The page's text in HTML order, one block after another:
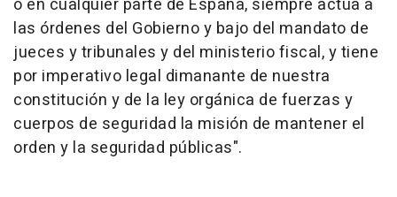
las órdenes del Gobierno y bajo del mandato de
jueces y tribunales y del ministerio fiscal, y tiene
por imperativo legal dimanante de nuestra
constitución y de la ley orgánica de fuerzas y
cuerpos de seguridad la misión de mantener el
orden y la seguridad públicas".